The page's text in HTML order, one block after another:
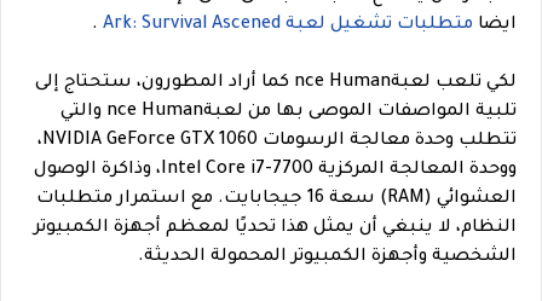
ايضا متطلبات تشغيل لعبة Ark: Survival Ascened .
لكي تلعب لعبةnce Human كما أراد المطورون، ستحتاج إلى
تلبية المواصفات الموصى بها من لعبةnce Human والتي
تتطلب وحدة معالجة الرسومات NVIDIA GeForce GTX 1060،
ووحدة المعالجة المركزية Intel Core i7-7700، وذاكرة الوصول
العشوائي (RAM) سعة 16 جيجابايت. مع استمرار متطلبات
النظام، لا ينبغي أن يمثل هذا تحديًا لمعظم أجهزة الكمبيوتر
الشخصية وأجهزة الكمبيوتر المحمولة الحديثة.